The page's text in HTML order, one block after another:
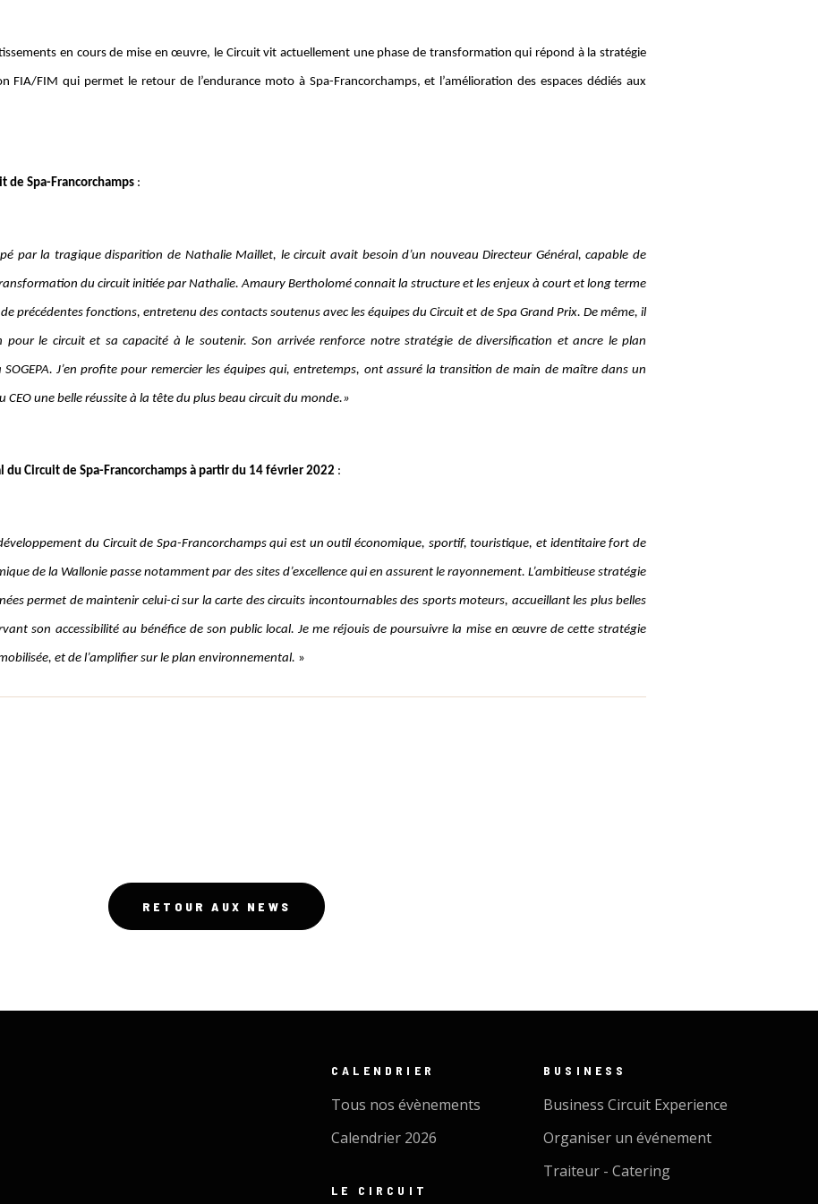
en cours de mise en œuvre, le Circuit vit actuellement une phase de transformation qui répond à la stratégie
FIM qui permet le retour de l’endurance moto à Spa-Francorchamps, et l’amélioration des espaces dédiés aux
de Spa-Francorchamps :
par la tragique disparition de Nathalie Maillet, le circuit avait besoin d’un nouveau Directeur Général, capable de
du circuit initiée par Nathalie. Amaury Bertholomé connait la structure et les enjeux à court et long terme
précédentes fonctions, entretenu des contacts soutenus avec les équipes du Circuit et de Spa Grand Prix. De même, il
le circuit et sa capacité à le soutenir. Son arrivée renforce notre stratégie de diversification et ancre le plan
J’en profite pour remercier les équipes qui, entretemps, ont assuré la transition de main de maître dans un
une belle réussite à la tête du plus beau circuit du monde.»
Circuit de Spa-Francorchamps à partir du 14 février 2022 :
du Circuit de Spa-Francorchamps qui est un outil économique, sportif, touristique, et identitaire fort de
de la Wallonie passe notamment par des sites d’excellence qui en assurent le rayonnement. L’ambitieuse stratégie
permet de maintenir celui-ci sur la carte des circuits incontournables des sports moteurs, accueillant les plus belles
son accessibilité au bénéfice de son public local. Je me réjouis de poursuivre la mise en œuvre de cette stratégie
et de l’amplifier sur le plan environnemental. »
RETOUR AUX NEWS
CALENDRIER
Tous nos évènements
Calendrier 2026
LE CIRCUIT
BUSINESS
Business Circuit Experience
Organiser un événement
Traiteur - Catering